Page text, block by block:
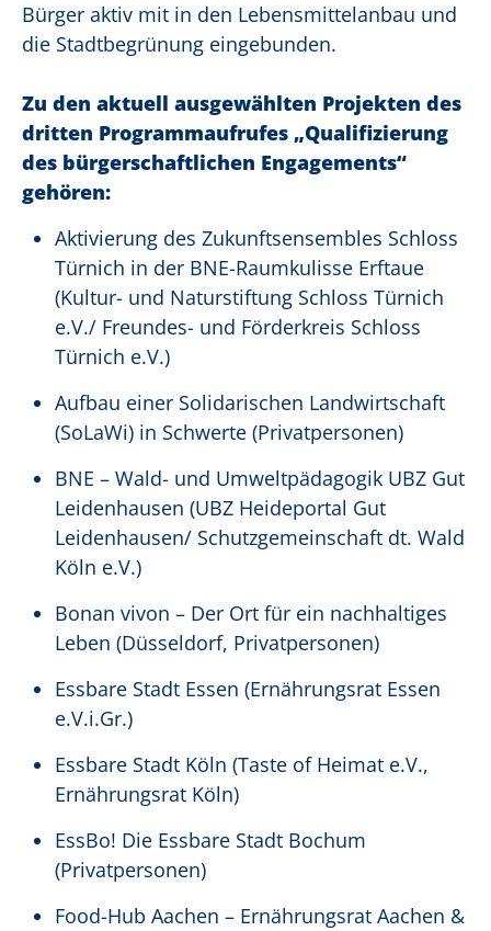
Bürger aktiv mit in den Lebensmittelanbau und
die Stadtbegrünung eingebunden.
Zu den aktuell ausgewählten Projekten des
dritten Programmaufrufes „Qualifizierung
des bürgerschaftlichen Engagements“
gehören:
Aktivierung des Zukunftsensembles Schloss
Türnich in der BNE-Raumkulisse Erftaue
(Kultur- und Naturstiftung Schloss Türnich
e.V./ Freundes- und Förderkreis Schloss
Türnich e.V.)
Aufbau einer Solidarischen Landwirtschaft
(SoLaWi) in Schwerte (Privatpersonen)
BNE – Wald- und Umweltpädagogik UBZ Gut
Leidenhausen (UBZ Heideportal Gut
Leidenhausen/ Schutzgemeinschaft dt. Wald
Köln e.V.)
Bonan vivon – Der Ort für ein nachhaltiges
Leben (Düsseldorf, Privatpersonen)
Essbare Stadt Essen (Ernährungsrat Essen
e.V.i.Gr.)
Essbare Stadt Köln (Taste of Heimat e.V.,
Ernährungsrat Köln)
EssBo! Die Essbare Stadt Bochum
(Privatpersonen)
Food-Hub Aachen – Ernährungsrat Aachen &